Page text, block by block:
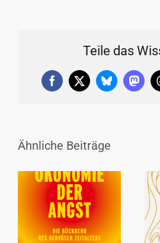
Teile das
Facebook
X Bluesky
Ähnliche Beiträge